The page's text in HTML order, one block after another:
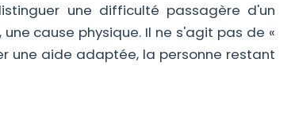
une difficulté passagère d'un
cause physique. Il ne s'agit pas de «
une aide adaptée, la personne restant